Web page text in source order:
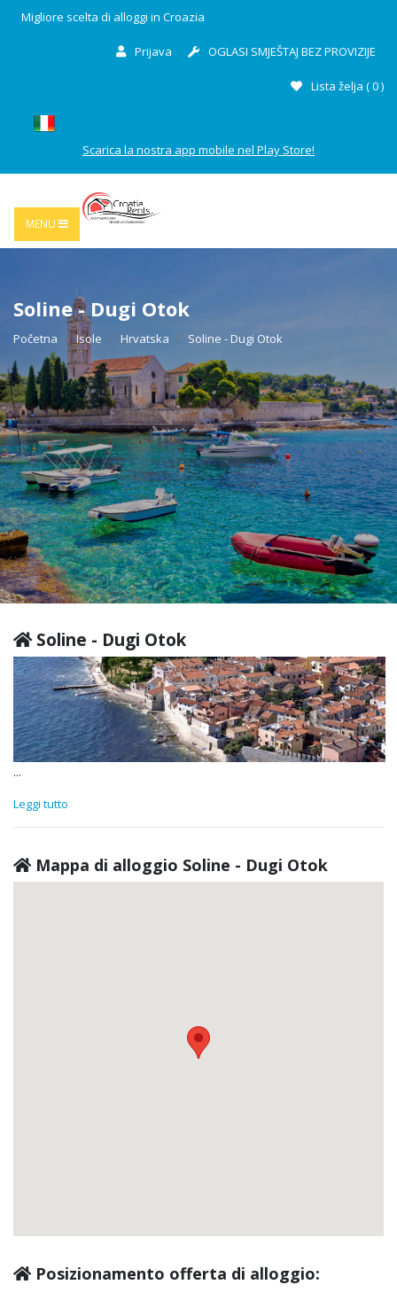
Migliore scelta di alloggi in Croazia
Prijava OGLASI SMJEŠTAJ BEZ PROVIZIJE
Lista želja (0)
Scarica la nostra app mobile nel Play Store!
MENU
Soline - Dugi Otok
Početna Isole Hrvatska Soline - Dugi Otok
Soline - Dugi Otok
...
Leggi tutto
Mappa di alloggio Soline - Dugi Otok
Posizionamento offerta di alloggio: